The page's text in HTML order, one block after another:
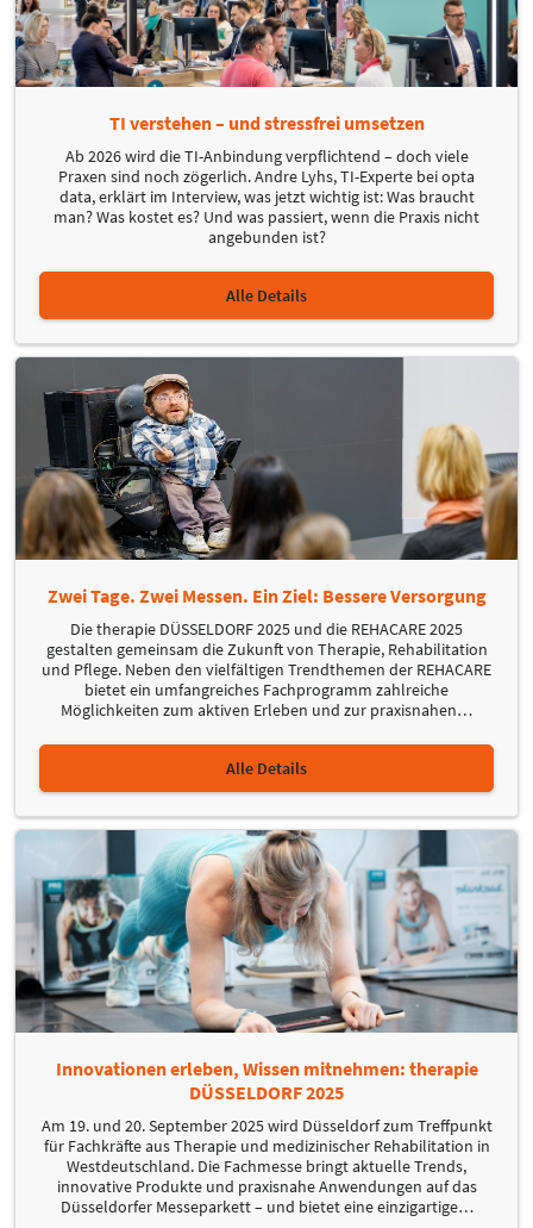
TI verstehen – und stressfrei umsetzen
Ab 2026 wird die TI-Anbindung verpflichtend – doch viele
Praxen sind noch zögerlich. Andre Lyhs, TI-Experte bei opta
data, erklärt im Interview, was jetzt wichtig ist: Was braucht
man? Was kostet es? Und was passiert, wenn die Praxis nicht
angebunden ist?
Alle Details
Zwei Tage. Zwei Messen. Ein Ziel: Bessere Versorgung
Die therapie DÜSSELDORF 2025 und die REHACARE 2025
gestalten gemeinsam die Zukunft von Therapie, Rehabilitation
und Pflege. Neben den vielfältigen Trendthemen der REHACARE
bietet ein umfangreiches Fachprogramm zahlreiche
Möglichkeiten zum aktiven Erleben und zur praxisnahen…
Alle Details
Innovationen erleben, Wissen mitnehmen: therapie
DÜSSELDORF 2025
Am 19. und 20. September 2025 wird Düsseldorf zum Treffpunkt
für Fachkräfte aus Therapie und medizinischer Rehabilitation in
Westdeutschland. Die Fachmesse bringt aktuelle Trends,
innovative Produkte und praxisnahe Anwendungen auf das
Düsseldorfer Messeparkett – und bietet eine einzigartige…